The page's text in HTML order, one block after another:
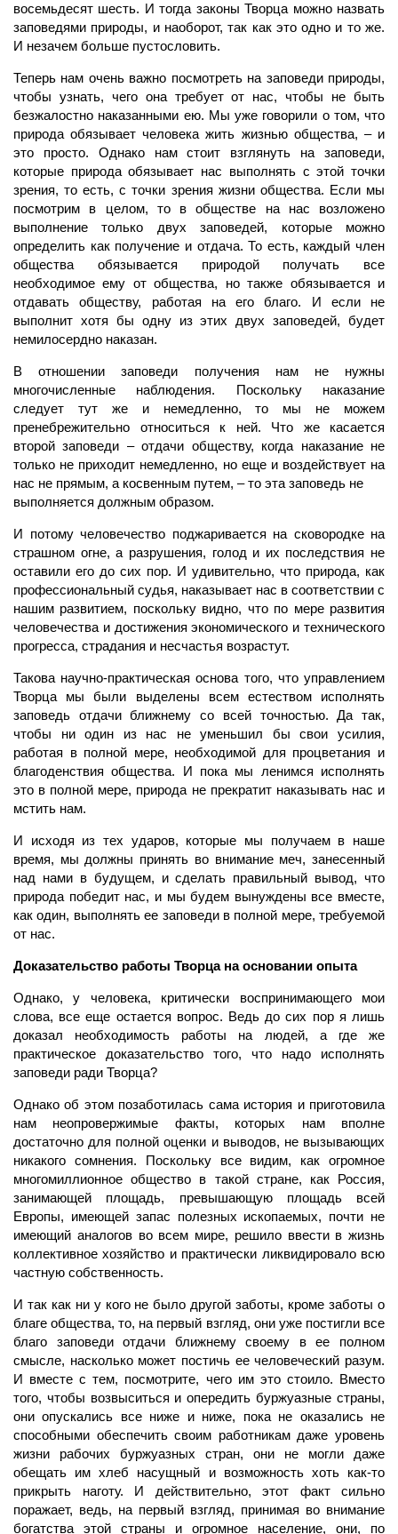
восемьдесят шесть. И тогда законы Творца можно назвать
заповедями природы, и наоборот, так как это одно и то же.
И незачем больше пустословить.
Теперь нам очень важно посмотреть на заповеди природы,
чтобы узнать, чего она требует от нас, чтобы не быть
безжалостно наказанными ею. Мы уже говорили о том, что
природа обязывает человека жить жизнью общества, – и
это просто. Однако нам стоит взглянуть на заповеди,
которые природа обязывает нас выполнять с этой точки
зрения, то есть, с точки зрения жизни общества. Если мы
посмотрим в целом, то в обществе на нас возложено
выполнение только двух заповедей, которые можно
определить как получение и отдача. То есть, каждый член
общества обязывается природой получать все
необходимое ему от общества, но также обязывается и
отдавать обществу, работая на его благо. И если не
выполнит хотя бы одну из этих двух заповедей, будет
немилосердно наказан.
В отношении заповеди получения нам не нужны
многочисленные наблюдения. Поскольку наказание
следует тут же и немедленно, то мы не можем
пренебрежительно относиться к ней. Что же касается
второй заповеди – отдачи обществу, когда наказание не
только не приходит немедленно, но еще и воздействует на
нас не прямым, а косвенным путем, – то эта заповедь не
выполняется должным образом.
И потому человечество поджаривается на сковородке на
страшном огне, а разрушения, голод и их последствия не
оставили его до сих пор. И удивительно, что природа, как
профессиональный судья, наказывает нас в соответствии с
нашим развитием, поскольку видно, что по мере развития
человечества и достижения экономического и технического
прогресса, страдания и несчастья возрастут.
Такова научно-практическая основа того, что управлением
Творца мы были выделены всем естеством исполнять
заповедь отдачи ближнему со всей точностью. Да так,
чтобы ни один из нас не уменьшил бы свои усилия,
работая в полной мере, необходимой для процветания и
благоденствия общества. И пока мы ленимся исполнять
это в полной мере, природа не прекратит наказывать нас и
мстить нам.
И исходя из тех ударов, которые мы получаем в наше
время, мы должны принять во внимание меч, занесенный
над нами в будущем, и сделать правильный вывод, что
природа победит нас, и мы будем вынуждены все вместе,
как один, выполнять ее заповеди в полной мере, требуемой
от нас.
Доказательство работы Творца на основании опыта
Однако, у человека, критически воспринимающего мои
слова, все еще остается вопрос. Ведь до сих пор я лишь
доказал необходимость работы на людей, а где же
практическое доказательство того, что надо исполнять
заповеди ради Творца?
Однако об этом позаботилась сама история и приготовила
нам неопровержимые факты, которых нам вполне
достаточно для полной оценки и выводов, не вызывающих
никакого сомнения. Поскольку все видим, как огромное
многомиллионное общество в такой стране, как Россия,
занимающей площадь, превышающую площадь всей
Европы, имеющей запас полезных ископаемых, почти не
имеющий аналогов во всем мире, решило ввести в жизнь
коллективное хозяйство и практически ликвидировало всю
частную собственность.
И так как ни у кого не было другой заботы, кроме заботы о
благе общества, то, на первый взгляд, они уже постигли все
благо заповеди отдачи ближнему своему в ее полном
смысле, насколько может постичь ее человеческий разум.
И вместе с тем, посмотрите, чего им это стоило. Вместо
того, чтобы возвыситься и опередить буржуазные страны,
они опускались все ниже и ниже, пока не оказались не
способными обеспечить своим работникам даже уровень
жизни рабочих буржуазных стран, они не могли даже
обещать им хлеб насущный и возможность хоть как-то
прикрыть наготу. И действительно, этот факт сильно
поражает, ведь, на первый взгляд, принимая во внимание
богатства этой страны и огромное население, они, по